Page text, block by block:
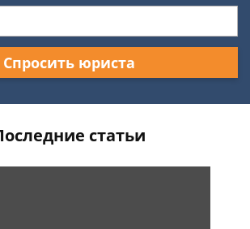
Спросить юриста
статьи